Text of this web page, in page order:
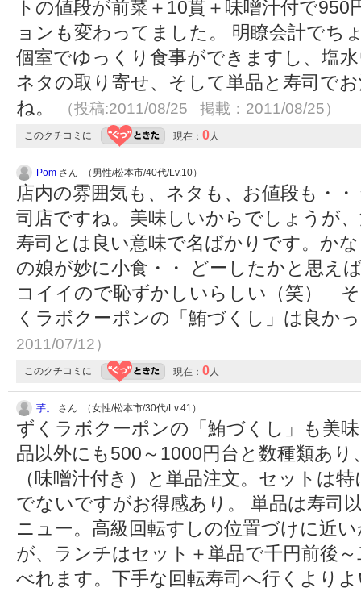
トの値段が前菜＋10貫＋味噌汁付で
ョンも変わってました。 明瞭会計でち
個室でゆっくり食事ができますし、塩
ネタの取り寄せ、そして単品と寿司で
ね。
（投稿:2011/08/25 掲載：2011/08/25）
このクチコミに 現在： 0人
Pom さん （男性/松本市/40代/Lv.10）
店内の雰囲気も、ネタも、お値段も・
司店ですね。美味しいからでしょうが
寿司とは良い意味で名ばかりです。か
の娘が妙に小食・・ どーしたかと思え
コイイので恥ずかしいらしい（笑）
くラボクーポンの「鮪づくし」は良か
2011/07/12）
このクチコミに 現在： 0人
芋。 さん （女性/松本市/30代/Lv.41）
ずくラボクーポンの「鮪づくし」も美
品以外にも500～1000円台と数種類あ
（味噌汁付き）と単品注文。セットは
でないですがお得感あり。 単品は寿司
ニュー。高級回転すしの位置づけに近
が、ランチはセット＋単品で千円前後
べれます。下手な回転寿司へ行くより